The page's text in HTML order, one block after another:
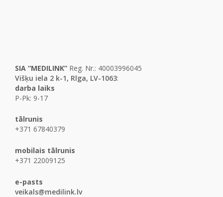
SIA “MEDILINK” Reg. Nr.: 40003996045
Višķu iela 2 k-1, Rīga, LV-1063:
darba laiks
P-Pk: 9-17
tālrunis
+371 67840379
mobilais tālrunis
+371 22009125
e-pasts
veikals@medilink.lv